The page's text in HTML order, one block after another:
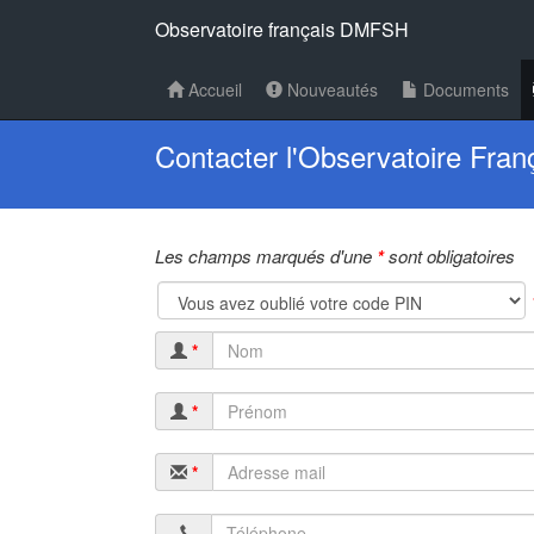
Observatoire français DMFSH
Accueil Nouveautés Documents
Contacter l'Observatoire
Les champs marqués d'une *sont obligatoires
*
*
*